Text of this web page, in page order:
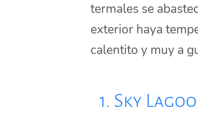
termales se
exterior haya
calentito y muy a
1. Sky